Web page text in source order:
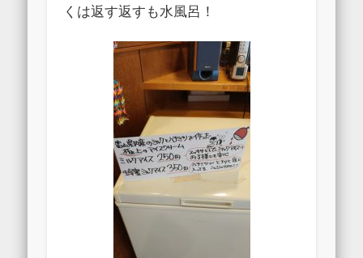
くは返す返すも水風呂！